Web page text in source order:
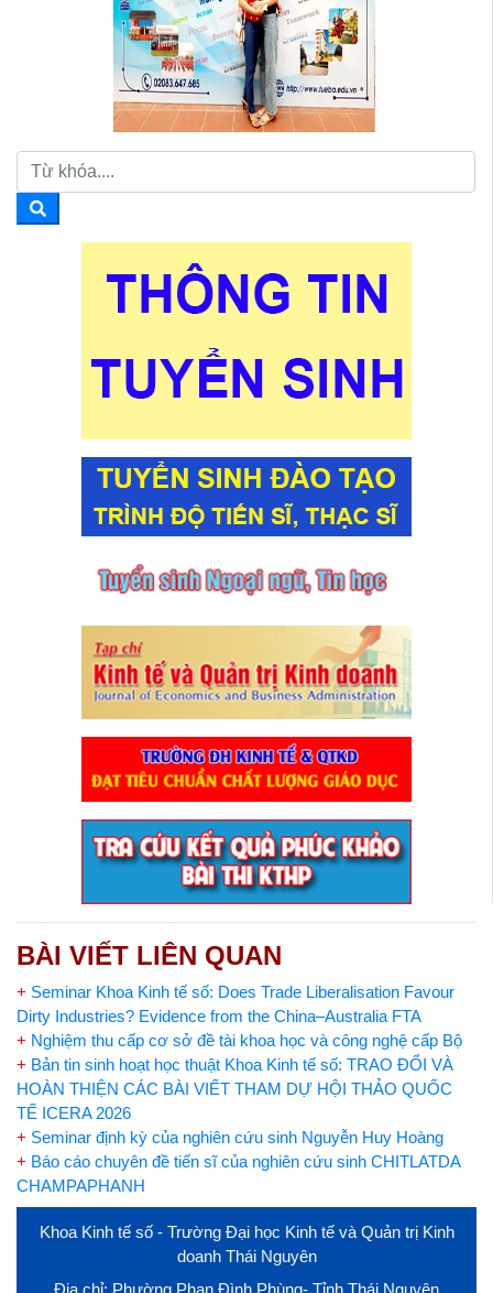
BÀI VIẾT LIÊN QUAN
+ Seminar Khoa Kinh tế số: Does Trade Liberalisation Favour
Dirty Industries? Evidence from the China–Australia FTA
+ Nghiệm thu cấp cơ sở đề tài khoa học và công nghệ cấp Bộ
+ Bản tin sinh hoạt học thuật Khoa Kinh tế số: TRAO ĐỔI VÀ
HOÀN THIỆN CÁC BÀI VIẾT THAM DỰ HỘI THẢO QUỐC
TẾ ICERA 2026
+ Seminar định kỳ của nghiên cứu sinh Nguyễn Huy Hoàng
+ Báo cáo chuyên đề tiến sĩ của nghiên cứu sinh CHITLATDA
CHAMPAPHANH
Khoa Kinh tế số - Trường Đại học Kinh tế và Quản trị Kinh
doanh Thái Nguyên
Địa chỉ: Phường Phan Đình Phùng- Tỉnh Thái Nguyên